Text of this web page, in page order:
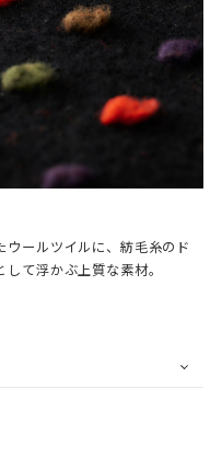
ウールツイルに、紡毛糸のド
て浮かぶ上質な素材。